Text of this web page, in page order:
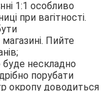
1:1 особливо
при вагітності.
Пийте
буде нескладно
порубати
окропу доводиться